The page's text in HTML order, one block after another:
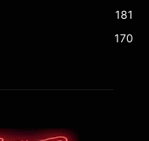
181
170